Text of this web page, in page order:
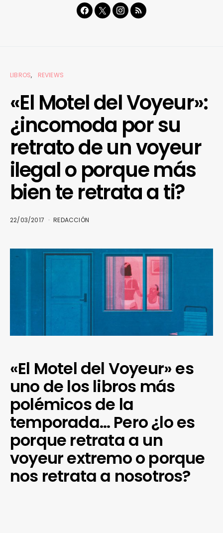
LIBROS REVIEWS
«El Motel del Voyeur»:
¿incomoda por su
retrato de un voyeur
ilegal o porque más
bien te retrata a ti?
22/03/2017 REDACCIÓN
«El Motel del Voyeur» es
uno de los libros más
polémicos de la
temporada… Pero ¿lo es
porque retrata a un
voyeur extremo o porque
nos retrata a nosotros?